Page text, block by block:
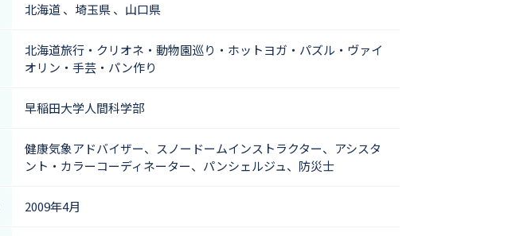
北海道 、埼玉県 、山口県
北海道旅行・クリオネ・動物園巡り・ホットヨガ・パズル・ヴァイ
オリン・手芸・パン作り
早稲田大学人間科学部
健康気象アドバイザー、スノードームインストラクター、アシスタ
ント・カラーコーディネーター、パンシェルジュ、防災士
2009年4月